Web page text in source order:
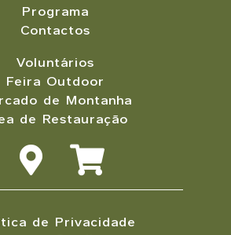
Programa
Contactos
Voluntários
Feira Outdoor
de Montanha
de Restauração
de Privacidade